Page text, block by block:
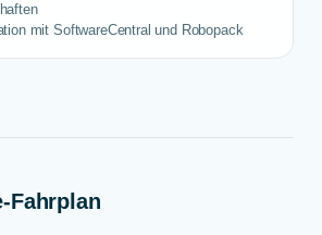
mit SoftwareCentral und Robopack
Fahrplan